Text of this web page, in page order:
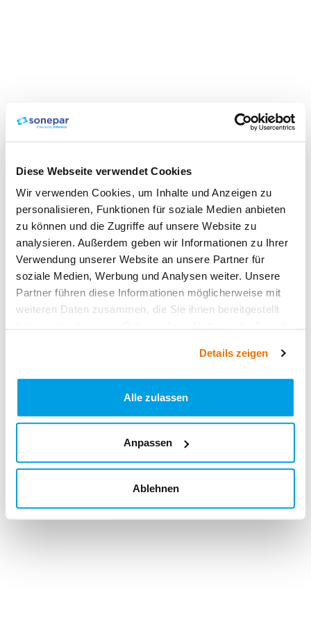
Diese Webseite verwendet Cookies
Wir verwenden Cookies, um Inhalte und Anzeigen zu
personalisieren, Funktionen für soziale Medien anbieten
zu können und die Zugriffe auf unsere Website zu
analysieren. Außerdem geben wir Informationen zu Ihrer
Verwendung unserer Website an unsere Partner für
soziale Medien, Werbung und Analysen weiter. Unsere
Partner führen diese Informationen möglicherweise mit
weiteren Daten zusammen, die Sie ihnen bereitgestellt
Details zeigen
Alle zulassen
Anpassen
Ablehnen